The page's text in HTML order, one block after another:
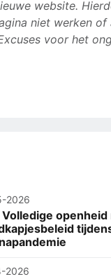
website.
niet werken of
voor het
2026
Volledige
2026